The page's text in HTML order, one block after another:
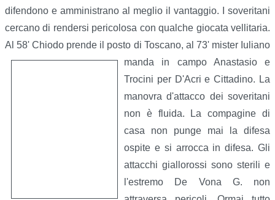
difendono e amministrano al meglio il vantaggio. I soveritani
cercano di rendersi pericolosa con qualche giocata vellitaria.
Al 58' Chiodo prende il posto di Toscano, al 73' mister Iuliano
manda in campo Anastasio e
Trocini per D'Acri e Cittadino. La
manovra d'attacco dei soveritani
non è fluida. La compagine di
casa non punge mai la difesa
ospite e si arrocca in difesa. Gli
attacchi giallorossi sono sterili e
l'estremo De Vona G. non